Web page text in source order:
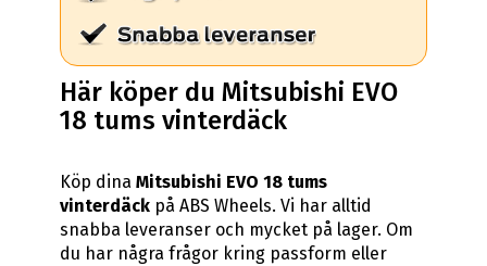
Här köper du Mitsubishi EVO
18 tums vinterdäck
Köp dinaMitsubishi EVO 18 tums
vinterdäck på ABS Wheels. Vi har alltid
snabba leveranser och mycket på lager. Om
du har några frågor kring passform eller